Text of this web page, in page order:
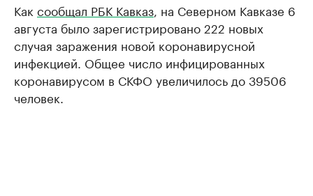
Как сообщал РБК Кавказ, на Северном Кавказе 6
августа было зарегистрировано 222 новых
случая заражения новой коронавирусной
инфекцией. Общее число инфицированных
коронавирусом в СКФО увеличилось до 39506
человек.